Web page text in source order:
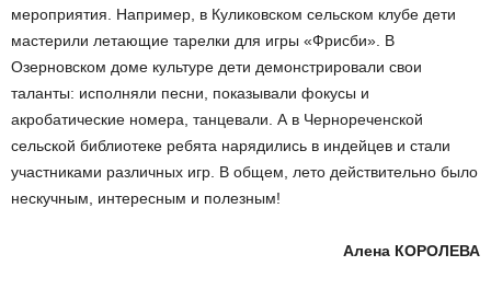
мероприятия. Например, в Куликовском сельском клубе дети
мастерили летающие тарелки для игры «Фрисби». В
Озерновском доме культуре дети демонстрировали свои
таланты: исполняли песни, показывали фокусы и
акробатические номера, танцевали. А в Чернореченской
сельской библиотеке ребята нарядились в индейцев и стали
участниками различных игр. В общем, лето действительно было
нескучным, интересным и полезным!
Алена КОРОЛЕВА